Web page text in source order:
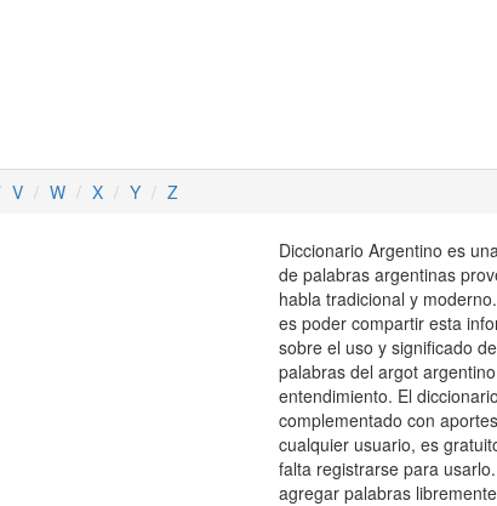
V W X Y Z
Diccionario Argentino es
de palabras argentinas
habla tradicional y
es poder compartir esta
sobre el uso y significado
palabras del argot
entendimiento. El
complementado con
cualquier usuario, es
falta registrarse para
agregar palabras